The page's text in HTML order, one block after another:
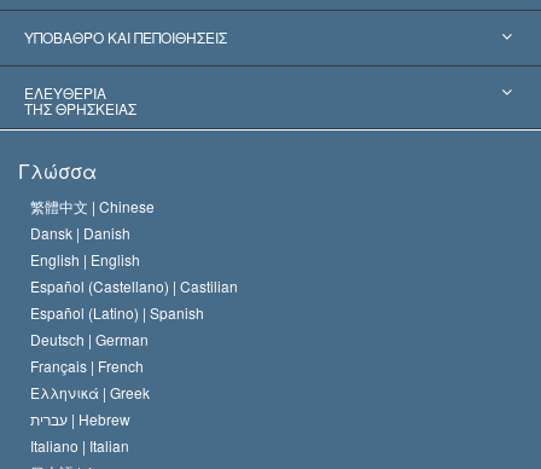
Παγκόσμιες Αναγνωρίσεις
Αποφάσεις-Ορόσημα
Πραγματογνωμοσύ­νες ανά Κατηγορία
Σπουδαιότεροι Εμπειρογνώμονες του Κόσμου
ΥΠΟΒΑΘΡΟ ΚΑΙ ΠΕΠΟΙΘΗΣΕΙΣ
Λ. Ρον Χάμπαρντ
Ο Κώδικας του Σαηεντολόγου
Ντέιβιντ Μισκάβιτς
ΕΛΕΥΘΕΡΙΑ
ΤΗΣ ΘΡΗΣΚΕΙΑΣ
Ελευθερία της Θρησκείας;
Πρότυπα που αναφέρονται στα Ανθρώπινα Δικαιώματα
Διεθνώς
Διακήρυξη περί της Θρησκείας
Γλώσσα
繁體中文 | Chinese
Dansk | Danish
English | English
Español (Castellano) | Castilian
Español (Latino) | Spanish
Deutsch | German
Français | French
Ελληνικά | Greek
עברית | Hebrew
Italiano | Italian